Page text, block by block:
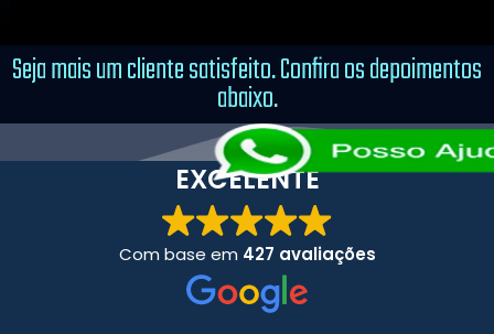
Seja mais um cliente satisfeito. Confira os depoimentos
abaixo.
EXCELENTE
Com base em 427 avaliações